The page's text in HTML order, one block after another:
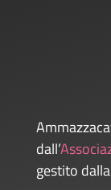
dall’
gestito dalla